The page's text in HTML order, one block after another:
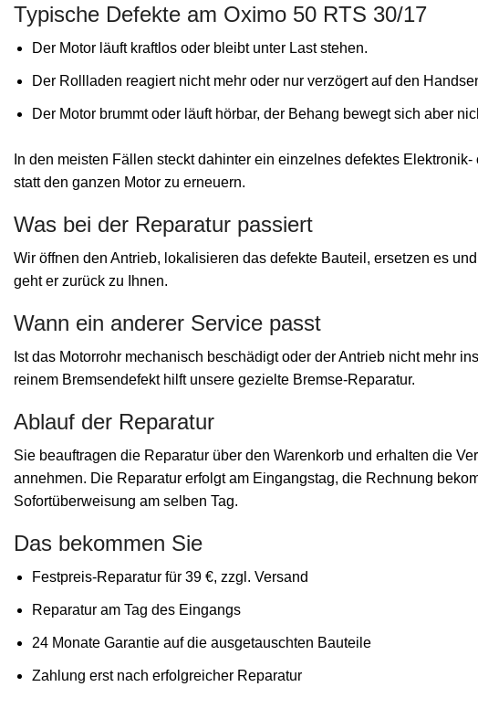
Typische Defekte am Oximo 50 RTS 30/17
Der Motor läuft kraftlos oder bleibt unter Last stehen.
Der Rollladen reagiert nicht mehr oder nur verzögert auf den
Der Motor brummt oder läuft hörbar, der Behang bewegt sich aber
In den meisten Fällen steckt dahinter ein einzelnes defektes
statt den ganzen Motor zu erneuern.
Was bei der Reparatur passiert
Wir öffnen den Antrieb, lokalisieren das defekte Bauteil, ersetzen es
geht er zurück zu Ihnen.
Wann ein anderer Service passt
Ist das Motorrohr mechanisch beschädigt oder der Antrieb nicht mehr
reinem Bremsendefekt hilft unsere gezielte Bremse-Reparatur.
Ablauf der Reparatur
Sie beauftragen die Reparatur über den Warenkorb und erhalten die
annehmen. Die Reparatur erfolgt am Eingangstag, die Rechnung
Sofortüberweisung am selben Tag.
Das bekommen Sie
Festpreis-Reparatur für 39 €, zzgl. Versand
Reparatur am Tag des Eingangs
24 Monate Garantie auf die ausgetauschten Bauteile
Zahlung erst nach erfolgreicher Reparatur